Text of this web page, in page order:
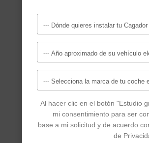
Al hacer clic en el botón "Estudio
mi consentimiento para ser
base a mi solicitud y de acuerdo
de